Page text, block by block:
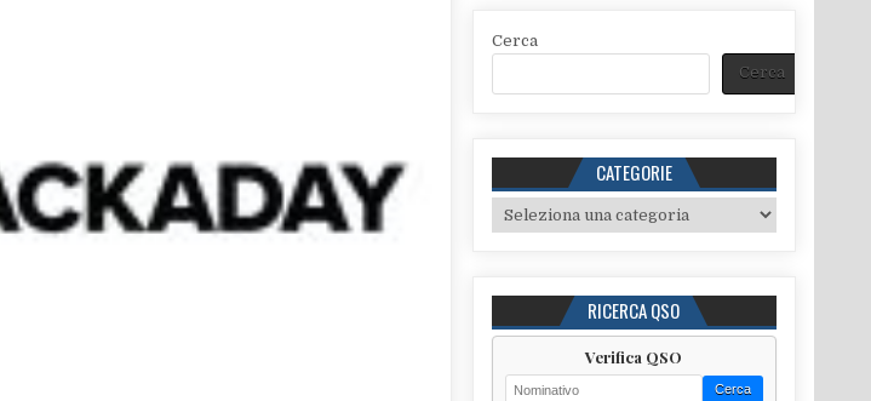
Cerca
Cerca
CATEGORIE
Categorie
RICERCA QSO
Verifica QSO
Cerca